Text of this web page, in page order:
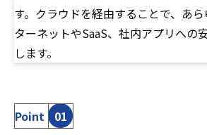
す。クラウドを経由することで、あ
ターネットやSaaS、社内アプリへの
します。
Point 01